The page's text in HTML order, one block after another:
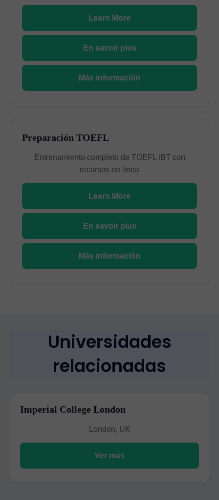
Learn More
En savoir plus
Más información
Preparación TOEFL
Entrenamiento completo de TOEFL iBT con
recursos en línea
Learn More
En savoir plus
Más información
Universidades
relacionadas
Imperial College London
London, UK
Ver más